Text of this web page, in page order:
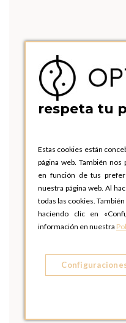
respeta tu
Estas cookies están
página web. También
en función de tus
nuestra página web. Al
todas las cookies.
haciendo clic en
información en nuestra